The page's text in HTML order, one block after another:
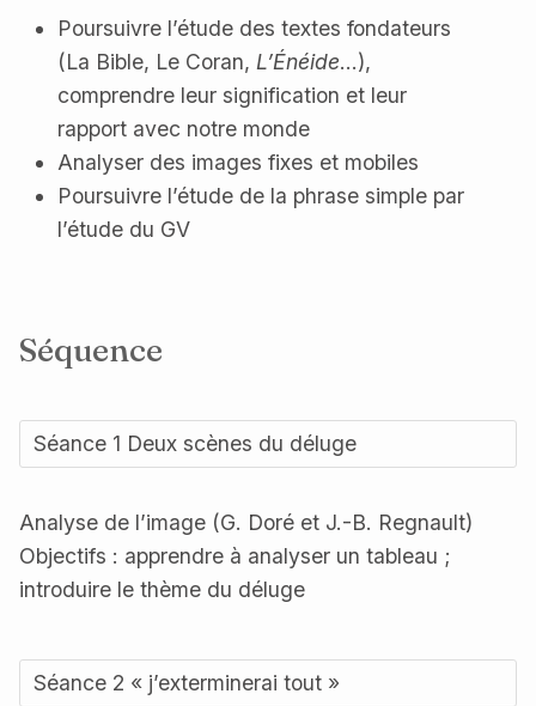
Poursuivre l’étude des textes fondateurs
(La Bible, Le Coran, L’Énéide…),
comprendre leur signification et leur
rapport avec notre monde
Analyser des images fixes et mobiles
Poursuivre l’étude de la phrase simple par
l’étude du GV
Séquence
Séance 1 Deux scènes du déluge
Analyse de l’image (G. Doré et J.-B. Regnault)
Objectifs : apprendre à analyser un tableau ;
introduire le thème du déluge
Séance 2 « j’exterminerai tout »